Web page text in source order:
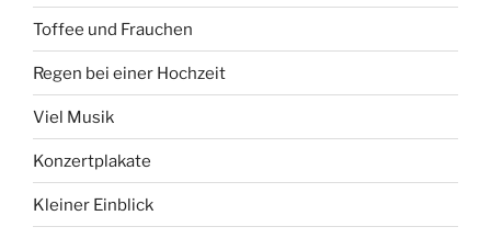
Toffee und Frauchen
Regen bei einer Hochzeit
Viel Musik
Konzertplakate
Kleiner Einblick